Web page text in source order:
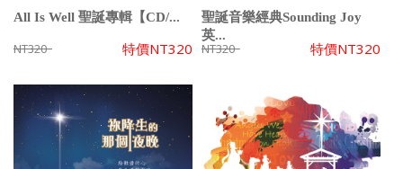
All Is Well 聖誕專輯【CD/...
NT320 特價NT320
聖誕音樂經典Sounding Joy
英...
NT320 特價NT320